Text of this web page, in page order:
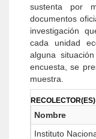
sustenta por
documentos
investigación
cada unidad
alguna
encuesta, se
muestra.
Nombre
Instituto